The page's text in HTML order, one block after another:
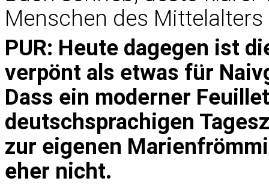
Menschen des
PUR: Heute dagegen ist
verpönt als etwas für
Dass ein moderner
deutschsprachigen
zur eigenen
eher nicht.